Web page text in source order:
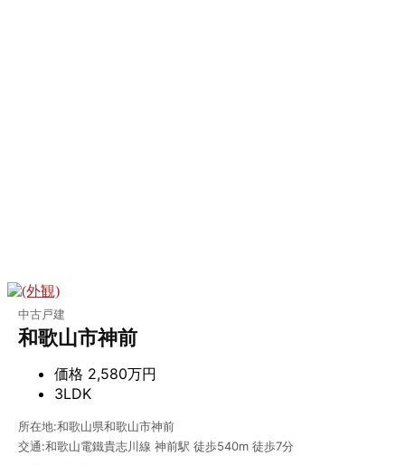
中古戸建
和歌山市神前
価格 2,580万円
3LDK
所在地:和歌山県和歌山市神前
交通:和歌山電鐵貴志川線 神前駅 徒歩540m 徒歩7分